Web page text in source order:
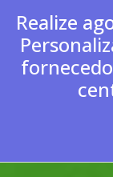
Realize uma
conheça
produtos